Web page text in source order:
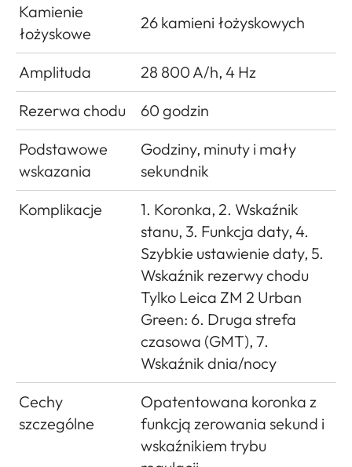
Kamienie
łożyskowe
26 kamieni łożyskowych
Amplituda
28 800 A/h, 4 Hz
Rezerwa chodu
60 godzin
Podstawowe
wskazania
Godziny, minuty i mały
sekundnik
Komplikacje
1. Koronka, 2. Wskaźnik
stanu, 3. Funkcja daty, 4.
Szybkie ustawienie daty, 5.
Wskaźnik rezerwy chodu
Tylko Leica ZM 2 Urban
Green: 6. Druga strefa
czasowa (GMT), 7.
Wskaźnik dnia/nocy
Cechy
szczególne
Opatentowana koronka z
funkcją zerowania sekund i
wskaźnikiem trybu